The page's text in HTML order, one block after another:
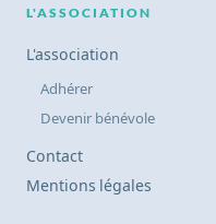
L'ASSOCIATION
L'association
Adhérer
Devenir bénévole
Contact
Mentions légales